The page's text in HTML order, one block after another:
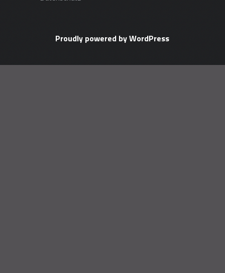
Proudly powered by WordPress